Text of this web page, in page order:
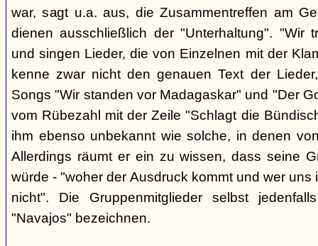
war, sagt u.a. aus, die Zusammentreffen am
dienen ausschließlich der "Unterhaltung". "Wir
und singen Lieder, die von Einzelnen mit der
kenne zwar nicht den genauen Text der
Songs "Wir standen vor Madagaskar" und "Der
vom Rübezahl mit der Zeile "Schlagt die
ihm ebenso unbekannt wie solche, in denen
Allerdings räumt er ein zu wissen, dass seine
würde - "woher der Ausdruck kommt und wer
nicht". Die Gruppenmitglieder selbst
"Navajos" bezeichnen.